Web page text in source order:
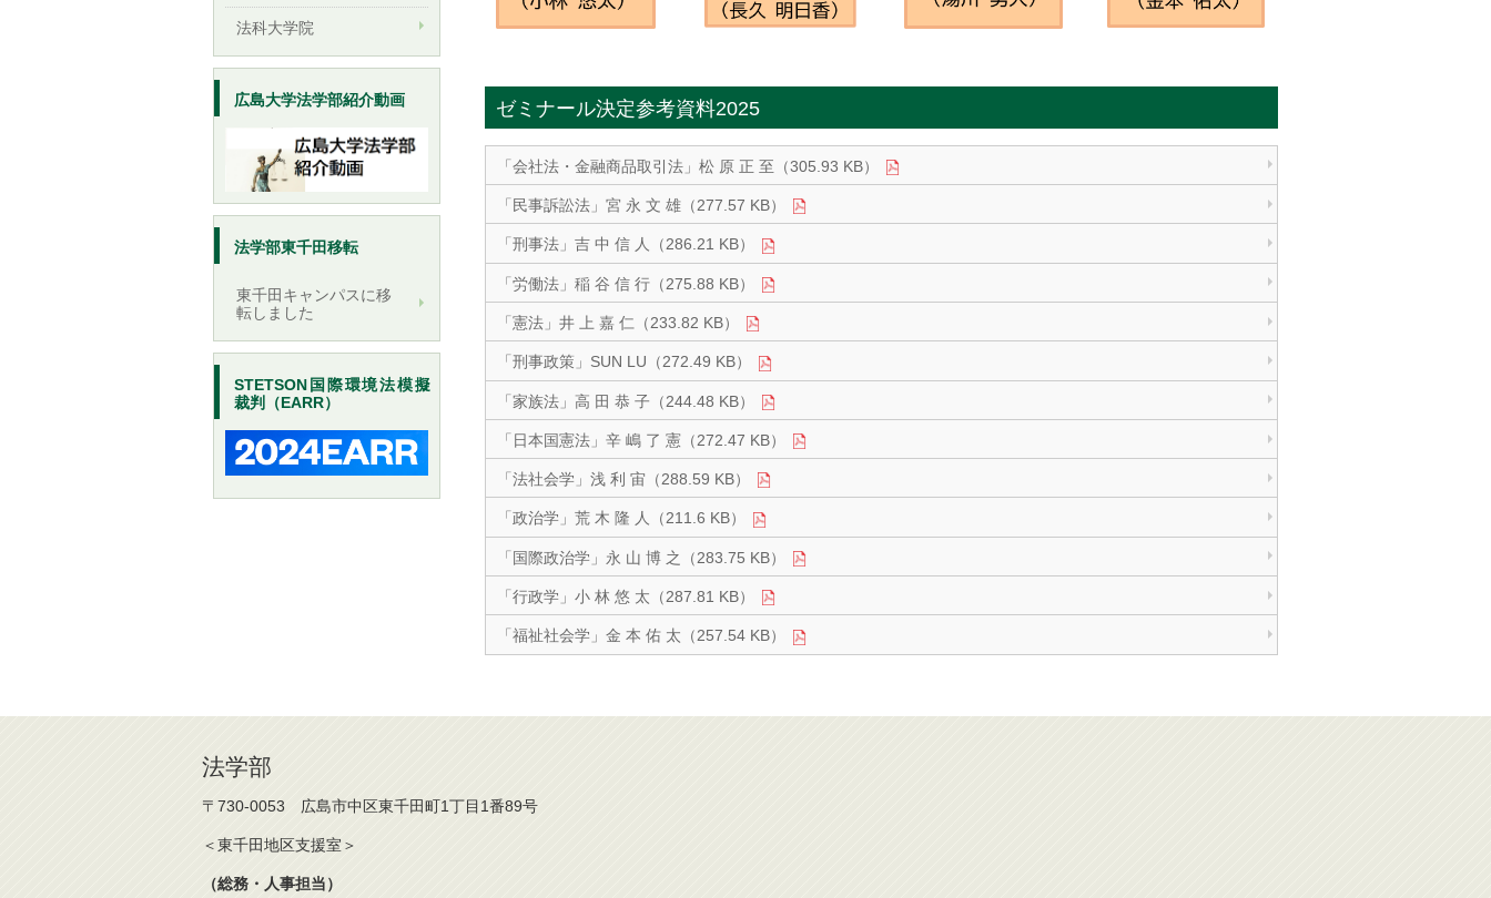
ゼミナール決定参考資料2025
「会社法・金融商品取引法」松 原 正 至（305.93 KB）
「民事訴訟法」宮 永 文 雄（277.57 KB）
「刑事法」吉 中 信 人（286.21 KB）
「労働法」稲 谷 信 行（275.88 KB）
「憲法」井 上 嘉 仁（233.82 KB）
「刑事政策」SUN LU（272.49 KB）
「家族法」高 田 恭 子（244.48 KB）
「日本国憲法」辛 嶋 了 憲（272.47 KB）
「法社会学」浅 利 宙（288.59 KB）
「政治学」荒 木 隆 人（211.6 KB）
「国際政治学」永 山 博 之（283.75 KB）
「行政学」小 林 悠 太（287.81 KB）
「福祉社会学」金 本 佑 太（257.54 KB）
法科大学院
広島大学法学部紹介動画
法学部東千田移転
東千田キャンパスに移
転しました
STETSON国際環境法模擬
裁判（EARR）
法学部
〒730-0053 広島市中区東千田町1丁目1番89号
＜東千田地区支援室＞
（総務・人事担当）